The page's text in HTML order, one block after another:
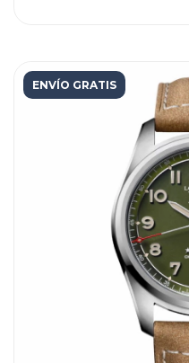
ENVÍO GRATIS